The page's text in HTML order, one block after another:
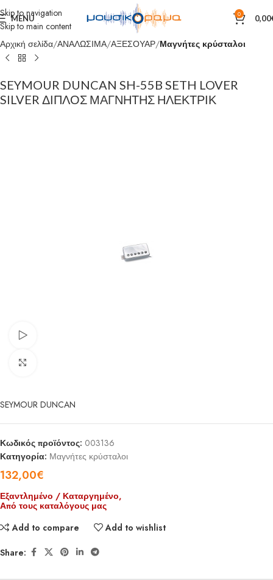
Skip to navigation
Skip to main content
MENU 0 0,00
Αρχική σελίδα ΑΝΑΛΩΣΙΜΑ ΑΞΕΣΟΥΑΡ Μαγνήτες κρύσταλοι
SEYMOUR DUNCAN SH-55B SETH LOVER
SILVER ΔΙΠΛΟΣ ΜΑΓΝΗΤΗΣ ΗΛΕΚΤΡΙΚ
SEYMOUR DUNCAN
Κωδικός προϊόντος: 003136
Κατηγορία: Μαγνήτες κρύσταλοι
132,00€
Εξαντλημένο / Καταργημένο,
Από τους καταλόγους μας
Add to compare
Add to wishlist
Share: